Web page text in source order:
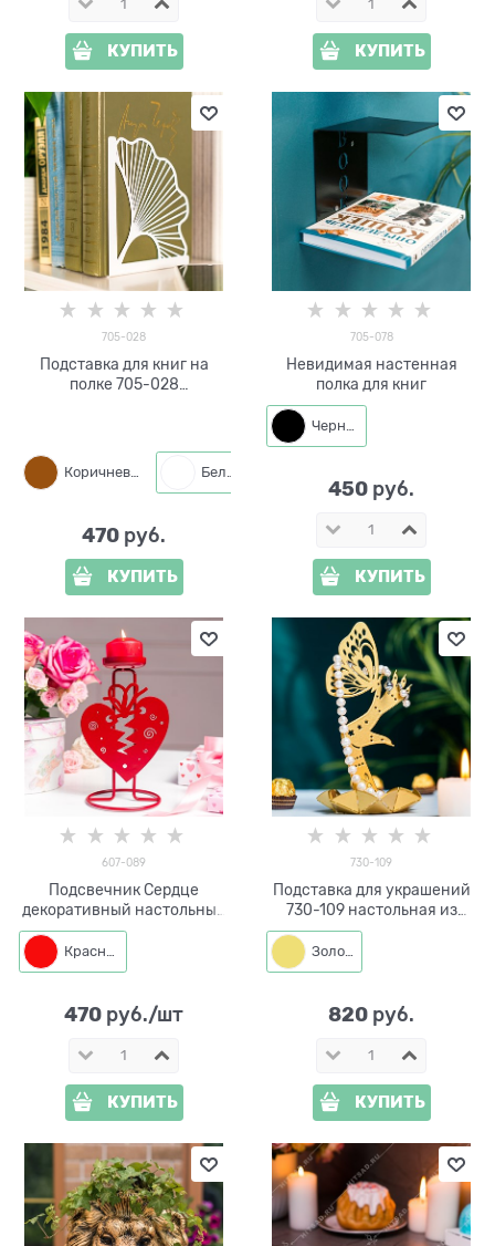
КУПИТЬ КУПИТЬ
705-028
Подставка для книг на
полке 705-028
Коричневый Белый
470 руб.
КУПИТЬ
705-078
Невидимая настенная
полка для книг
Черный
450 руб.
КУПИТЬ
607-089
Подсвечник Сердце
декоративный настольный
на одну свечу
Красный
470 руб./шт
КУПИТЬ
730-109
Подставка для украшений
730-109 настольная из
металла
Золото
820 руб.
КУПИТЬ